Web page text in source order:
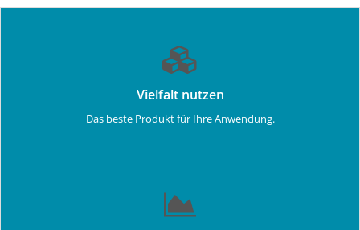
Vielfalt nutzen
Das beste Produkt für Ihre Anwendung.